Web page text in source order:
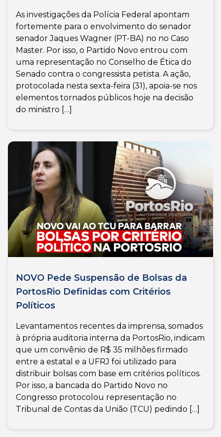
As investigações da Polícia Federal apontam
fortemente para o envolvimento do senador
senador Jaques Wagner (PT-BA) no no Caso
Master. Por isso, o Partido Novo entrou com
uma representação no Conselho de Ética do
Senado contra o congressista petista. A ação,
protocolada nesta sexta-feira (31), apoia-se nos
elementos tornados públicos hoje na decisão
do ministro […]
NOVO Pede Suspensão de Bolsas da
PortosRio Definidas com Critérios
Políticos
Levantamentos recentes da imprensa, somados
à própria auditoria interna da PortosRio, indicam
que um convênio de R$ 35 milhões firmado
entre a estatal e a UFRJ foi utilizado para
distribuir bolsas com base em critérios políticos.
Por isso, a bancada do Partido Novo no
Congresso protocolou representação no
Tribunal de Contas da União (TCU) pedindo […]